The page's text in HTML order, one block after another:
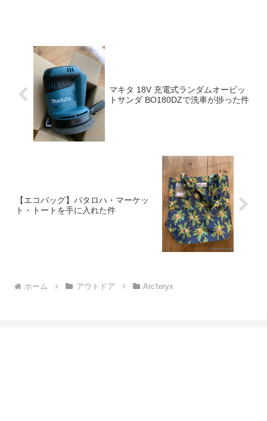
マキタ 18V 充電式ランダムオービッ
トサンダ BO180DZで洗車が捗った件
【エコバッグ】パタロハ・マーケッ
ト・トートを手に入れた件
ホーム アウトドア Arc'teryx